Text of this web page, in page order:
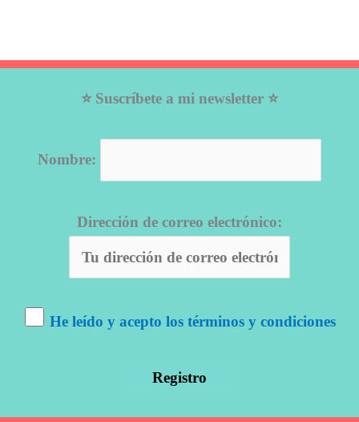
⭐ Suscríbete a mi newsletter ⭐
Nombre:
Dirección de correo electrónico:
He leído y acepto los términos y condiciones